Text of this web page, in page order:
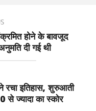
होने के बावजूद
दी गई थी
रचा इतिहास, शुरुआती
से ज्यादा का स्कोर